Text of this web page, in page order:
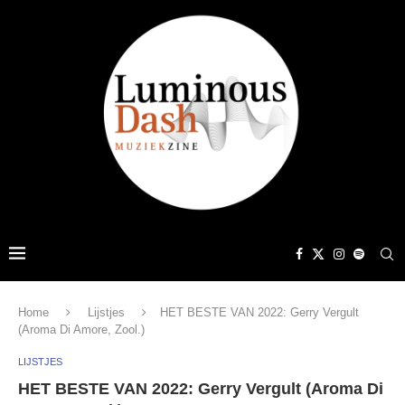
Home Lijstjes
HET BESTE VAN 2022: Gerry Vergult
(Aroma Di Amore, Zool.)
LIJSTJES
HET BESTE VAN 2022: Gerry Vergult (Aroma Di